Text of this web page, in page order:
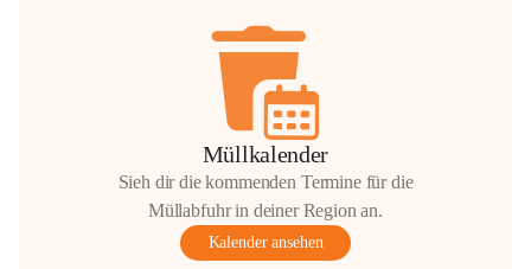
Müllkalender
Sieh dir die kommenden Termine für die
Müllabfuhr in deiner Region an.
Kalender ansehen